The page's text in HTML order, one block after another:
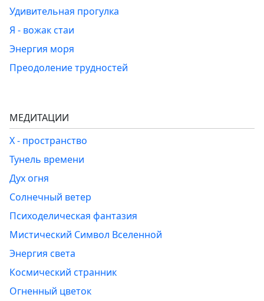
Удивительная прогулка
Я - вожак стаи
Энергия моря
Преодоление трудностей
МЕДИТАЦИИ
Х - пространство
Тунель времени
Дух огня
Солнечный ветер
Психоделическая фантазия
Мистический Символ Вселенной
Энергия света
Космический странник
Огненный цветок